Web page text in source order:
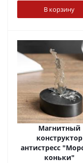
В корзину
Магнитный
конструктор
антистресс "Морские
коньки"